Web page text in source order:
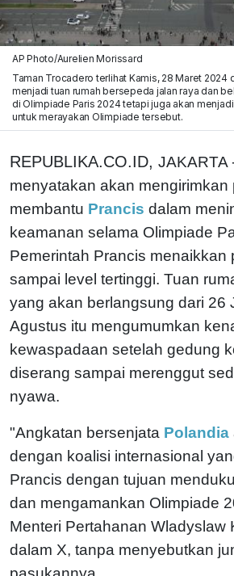
AP Photo/Aurelien Morissard
Taman Trocadero terlihat Kamis, 28 Maret 2024
menjadi tuan rumah bersepeda jalan raya dan
di Olimpiade Paris 2024 tetapi juga akan
untuk merayakan Olimpiade tersebut.
REPUBLIKA.CO.ID, JAKARTA
menyatakan akan mengirimkan
membantu Prancis dalam
keamanan selama Olimpiade
Pemerintah Prancis menaikkan
sampai level tertinggi. Tuan
yang akan berlangsung dari 26
Agustus itu mengumumkan
kewaspadaan setelah gedung
diserang sampai merenggut
nyawa.
"Angkatan bersenjata Polandia
dengan koalisi internasional
Prancis dengan tujuan
dan mengamankan Olimpiade
Menteri Pertahanan Wladyslaw
dalam X, tanpa menyebutkan